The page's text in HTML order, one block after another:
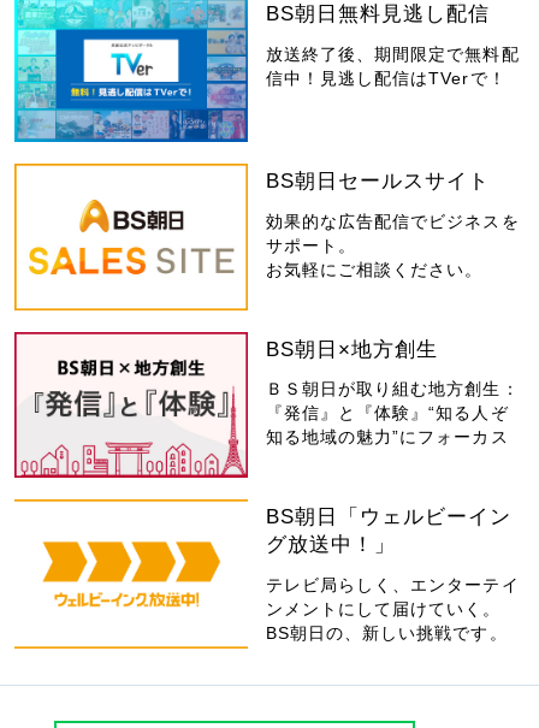
BS朝日無料見逃し配信
放送終了後、期間限定で無料配
信中！見逃し配信はTVerで！
BS朝日セールスサイト
効果的な広告配信でビジネスを
サポート。
お気軽にご相談ください。
BS朝日×地方創生
ＢＳ朝日が取り組む地方創生：
『発信』と『体験』“知る人ぞ
知る地域の魅力”にフォーカス
BS朝日「ウェルビーイン
グ放送中！」
テレビ局らしく、エンターテイ
ンメントにして届けていく。
BS朝日の、新しい挑戦です。